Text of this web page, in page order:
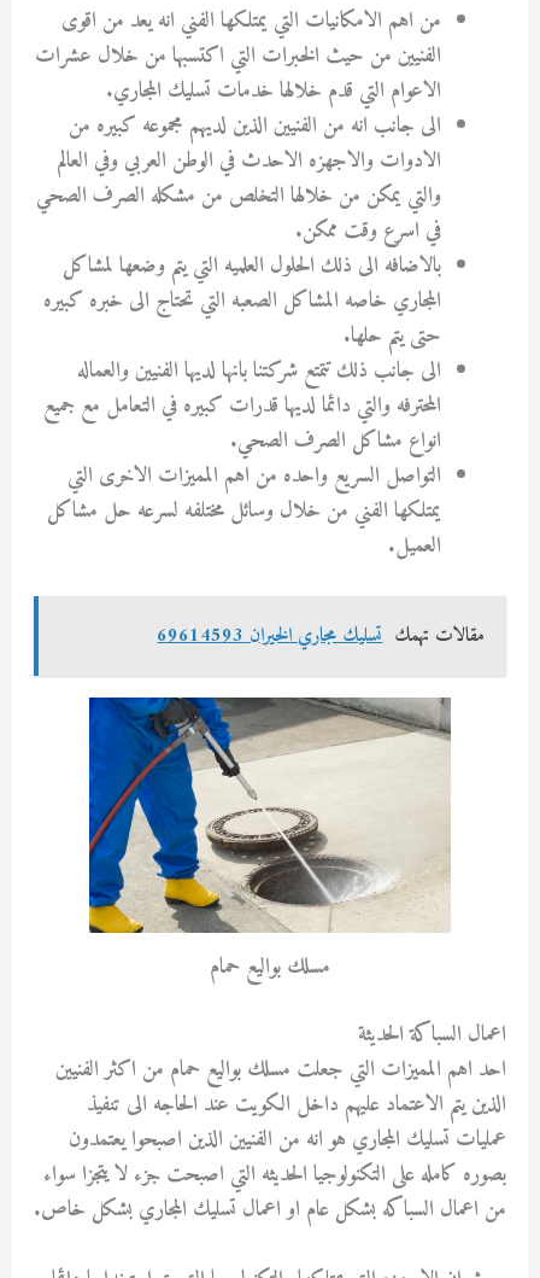
من اهم الامكانيات التي يمتلكها الفني انه يعد من اقوى
الفنيين من حيث الخبرات التي اكتسبها من خلال عشرات
الاعوام التي قدم خلالها خدمات تسليك المجاري.
الى جانب انه من الفنيين الذين لديهم مجموعه كبيره من
الادوات والاجهزه الاحدث في الوطن العربي وفي العالم
والتي يمكن من خلالها التخلص من مشكله الصرف الصحي
في اسرع وقت ممكن.
بالاضافه الى ذلك الحلول العلميه التي يتم وضعها لمشاكل
المجاري خاصه المشاكل الصعبه التي تحتاج الى خبره كبيره
حتى يتم حلها.
الى جانب ذلك تتمتع شركتنا بانها لديها الفنيين والعماله
المحترفه والتي دائما لديها قدرات كبيره في التعامل مع جميع
انواع مشاكل الصرف الصحي.
التواصل السريع واحده من اهم المميزات الاخرى التي
يمتلكها الفني من خلال وسائل مختلفه لسرعه حل مشاكل
العميل.
مقالات تهمك تسليك مجاري الخيران 69614593
مسلك بواليع حمام
اعمال السباكة الحديثة
احد اهم المميزات التي جعلت مسلك بواليع حمام من اكثر الفنيين
الذين يتم الاعتماد عليهم داخل الكويت عند الحاجه الى تنفيذ
عمليات تسليك المجاري هو انه من الفنيين الذين اصبحوا يعتمدون
بصوره كامله على التكنولوجيا الحديثه التي اصبحت جزء لا يتجزا سواء
من اعمال السباكه بشكل عام او اعمال تسليك المجاري بشكل خاص.